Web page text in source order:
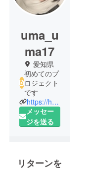
uma_u
ma17
愛知県
初めてのプ
ロジェクト
です
https://haruka0000.hatenadiary.com/entry/2019/08/21/011402
メッセー
ジを送る
リターンを